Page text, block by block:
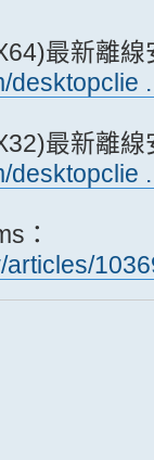
最新離線
desktopclie
最新離線
desktopclie
：
articles/